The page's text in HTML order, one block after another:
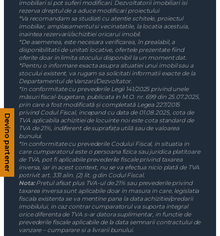
imobiliari si pot suferi modificari. Dezvoltatorii imobiliari isi
rezerva dreptul de a aduce modificari proiectului
*Va recomandam sa studiati cu atentie schitele, proiectul
imobiliar, amplasamentul si vecinatatile, la locatia acestuia,
inaintea rezervarii/achizitiei oricarui imobil.
*De asemenea, este necesara verificarea, în prealabil, a
disponibilitatii de unitati locative, ofertele prezentate fiind
oferite doar in limita stocului disponibil la un moment dat.
*Pentru o informare exacta asupra situatiei unui imobil sau a
stocului existent, va rugam sa solicitati informatii exacte de la
Departamentul de Vanzari/Dezvoltator.
*In conformitate cu prevederile Legii 141/2025 privind unele
măsuri fiscal-bugetare, publicata in M.O. nr. 699 din 25.07.2025,
prin care a fost modificată și completată Legea 227/2015
privind Codul Fiscal, incepand cu data de 01.08.2025, cota de
TVA aplicabila achizitiei de locuinte noi este cota standard de
TVA de 21%, indiferent de suprafața utilă sau de valoarea
bunului.
*In conformitate cu prevederile Codului Fiscal, in situatia in
care cumparatorul este o persoana fizica sau juridica platitoare
de TVA, pot fi aplicabile prevederile fiscale privind taxarea
inversa, iar in acest context, nu se va efectua nicio plată de TVA
potrivit art. 331 alin. (2) lit. g din Codul Fiscal.
Nota:Pretul afisat plus TVA-ul de 21% sau prevederile privind
taxarea inversa sunt aplicabile doar in masura in care, legislatia
fiscala existenta se va mentine pana la data achizitiei/predarii
imobilului, in caz contrar cumparatorul va suporta integral
orice diferenta de TVA s-ar datora suplimentar, in functie de
prevederile fiscale aplicabile de la data semnarii contractului de
vanzare – cumparare si a livrarii bunului.
Devino partener